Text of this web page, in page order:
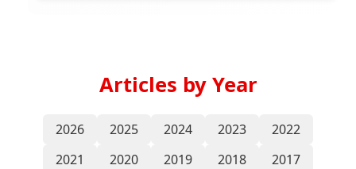
Articles by Year
2026 2025 2024 2023
2022
2021
2020 2019 2018
2017